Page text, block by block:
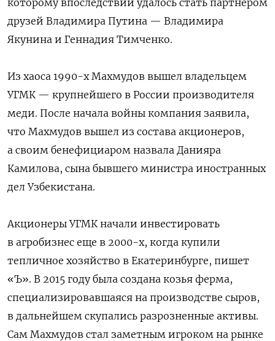
друзей Владимира Путина — Владимира
Якунина и Геннадия Тимченко.
Из хаоса 1990-х Махмудов вышел владельцем
УГМК — крупнейшего в России производителя
меди. После начала войны компания заявила,
что Махмудов вышел из состава акционеров,
а своим бенефициаром назвала Данияра
Камилова, сына бывшего министра иностранных
дел Узбекистана.
Акционеры УГМК начали инвестировать
в агробизнес еще в 2000-х, когда купили
тепличное хозяйство в Екатеринбурге, пишет
«Ъ». В 2015 году была создана козья ферма,
специализировавшаяся на производстве сыров,
в дальнейшем скупались разрозненные активы.
Сам Махмудов стал заметным игроком на рынке